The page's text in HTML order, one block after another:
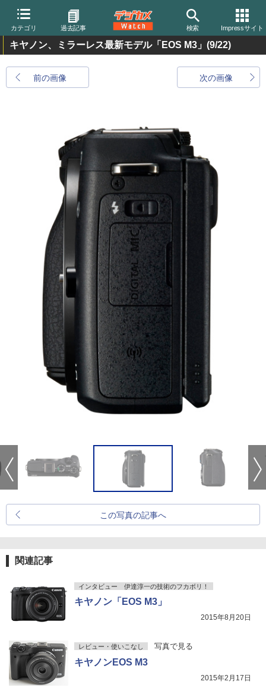
カテゴリ 過去記事 検索 Impressサイト
キヤノン、ミラーレス最新モデル「EOS M3」 (9/22)
前の画像 次の画像
この写真の記事へ
関連記事
インタビュー 伊達淳一の技術のフカボリ！
キヤノン「EOS M3」
2015年8月20日
レビュー・使いこなし 写真で見る
キヤノンEOS M3
2015年2月17日